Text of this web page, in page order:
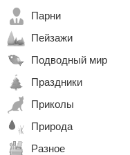
Парни
Пейзажи
Подводный мир
Праздники
Приколы
Природа
Разное